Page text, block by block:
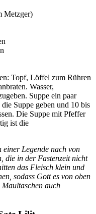
Metzger)
Topf, Löffel zum Rühren
Wasser,
Suppe ein paar
Suppe geben und 10 bis
Die Suppe mit Pfeffer
ist die
einer Legende nach von
die in der Fastenzeit nicht
das Fleisch klein und
sodass Gott es von oben
auch